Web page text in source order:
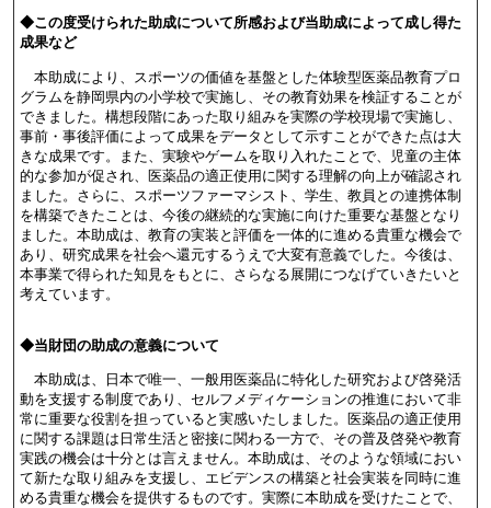
◆この度受けられた助成について所感および当助成によって成し得た
成果など
本助成により、スポーツの価値を基盤とした体験型医薬品教育プロ
グラムを静岡県内の小学校で実施し、その教育効果を検証することが
できました。構想段階にあった取り組みを実際の学校現場で実施し、
事前・事後評価によって成果をデータとして示すことができた点は大
きな成果です。また、実験やゲームを取り入れたことで、児童の主体
的な参加が促され、医薬品の適正使用に関する理解の向上が確認され
ました。さらに、スポーツファーマシスト、学生、教員との連携体制
を構築できたことは、今後の継続的な実施に向けた重要な基盤となり
ました。本助成は、教育の実装と評価を一体的に進める貴重な機会で
あり、研究成果を社会へ還元するうえで大変有意義でした。今後は、
本事業で得られた知見をもとに、さらなる展開につなげていきたいと
考えています。
◆当財団の助成の意義について
本助成は、日本で唯一、一般用医薬品に特化した研究および啓発活
動を支援する制度であり、セルフメディケーションの推進において非
常に重要な役割を担っていると実感いたしました。医薬品の適正使用
に関する課題は日常生活と密接に関わる一方で、その普及啓発や教育
実践の機会は十分とは言えません。本助成は、そのような領域におい
て新たな取り組みを支援し、エビデンスの構築と社会実装を同時に進
める貴重な機会を提供するものです。実際に本助成を受けたことで、